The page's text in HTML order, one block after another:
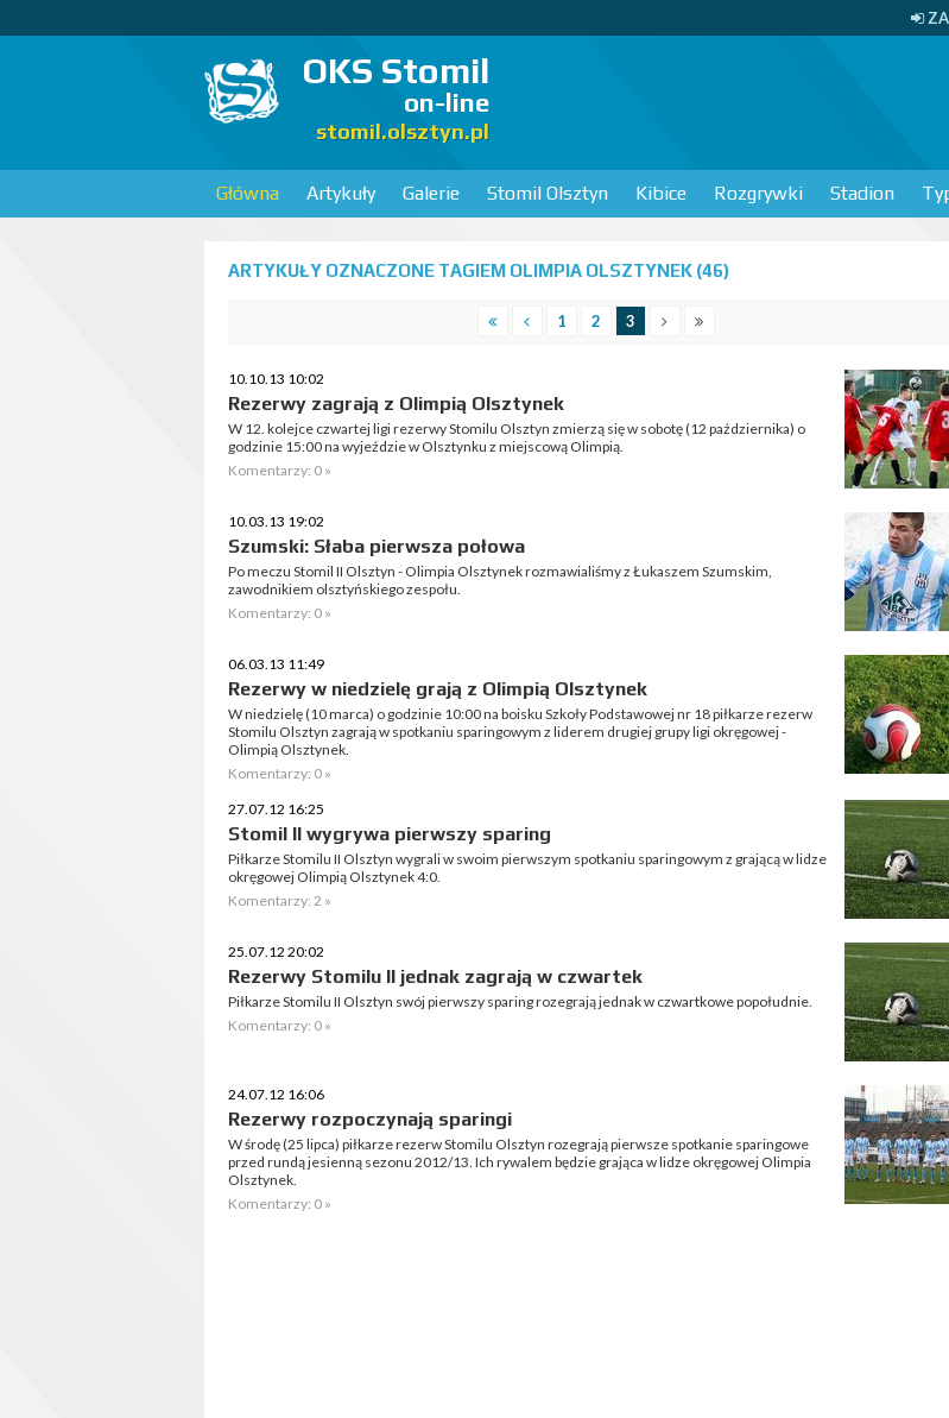
OKS Stomil
on-line
stomil.olsztyn.pl
Główna Artykuły Galerie Stomil Olsztyn Kibice Rozgrywki Stadion
ARTYKUŁY OZNACZONE TAGIEM OLIMPIA OLSZTYNEK (46)
1 2 3
10.10.13 10:02
Rezerwy zagrają z Olimpią Olsztynek
W 12. kolejce czwartej ligi rezerwy Stomilu Olsztyn zmierzą się w sobotę (12 października) o
godzinie 15:00 na wyjeździe w Olsztynku z miejscową Olimpią.
Komentarzy: 0 »
10.03.13 19:02
Szumski: Słaba pierwsza połowa
Po meczu Stomil II Olsztyn - Olimpia Olsztynek rozmawialiśmy z Łukaszem Szumskim,
zawodnikiem olsztyńskiego zespołu.
Komentarzy: 0 »
06.03.13 11:49
Rezerwy w niedzielę grają z Olimpią Olsztynek
W niedzielę (10 marca) o godzinie 10:00 na boisku Szkoły Podstawowej nr 18 piłkarze rezerw
Stomilu Olsztyn zagrają w spotkaniu sparingowym z liderem drugiej grupy ligi okręgowej -
Olimpią Olsztynek.
Komentarzy: 0 »
27.07.12 16:25
Stomil II wygrywa pierwszy sparing
Piłkarze Stomilu II Olsztyn wygrali w swoim pierwszym spotkaniu sparingowym z grającą w lidze
okręgowej Olimpią Olsztynek 4:0.
Komentarzy: 2 »
25.07.12 20:02
Rezerwy Stomilu II jednak zagrają w czwartek
Piłkarze Stomilu II Olsztyn swój pierwszy sparing rozegrają jednak w czwartkowe popołudnie.
Komentarzy: 0 »
24.07.12 16:06
Rezerwy rozpoczynają sparingi
W środę (25 lipca) piłkarze rezerw Stomilu Olsztyn rozegrają pierwsze spotkanie sparingowe
przed rundą jesienną sezonu 2012/13. Ich rywalem będzie grająca w lidze okręgowej Olimpia
Olsztynek.
Komentarzy: 0 »